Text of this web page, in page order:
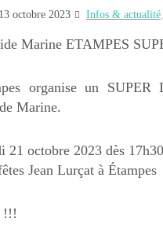
13 octobre 2023 Infos & actualité,
Marine ETAMPES
organise un SUPER
Marine.
21 octobre 2023 dès 17h30
Jean Lurçat à Étampes
!!!